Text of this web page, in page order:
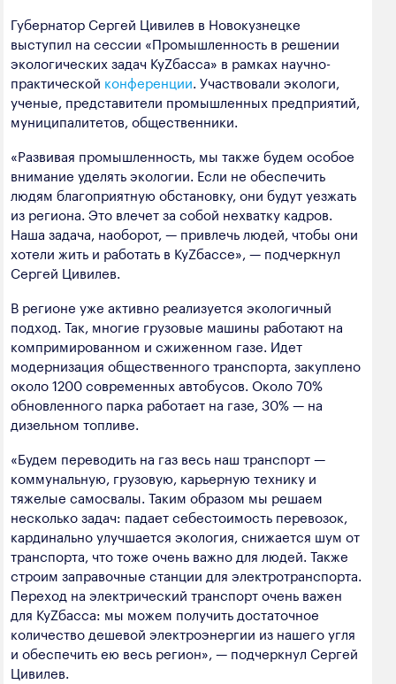
Машиностроение
Промышленность строительных материалов
Добыча общераспространенных
полезных ископаемых
Лёгкая промышленность
Лесная промышленность
Пищевая промышленность
650000, г. Кемерово, пр. Советский, 63
+7 (3842) 58-78-61
dprom@ako.ru
Создание сайта — Мэйк
Губернатор Сергей Цивилев в Новокузнецке
выступил на сессии «Промышленность в решении
экологических задач КуZбасса» в рамках научно-
практической конференции . Участвовали экологи,
ученые, представители промышленных предприятий,
муниципалитетов, общественники.
«Развивая промышленность, мы также будем особое
внимание уделять экологии. Если не обеспечить
людям благоприятную обстановку, они будут уезжать
из региона. Это влечет за собой нехватку кадров.
Наша задача, наоборот, — привлечь людей, чтобы они
хотели жить и работать в КуZбассе», — подчеркнул
Сергей Цивилев.
В регионе уже активно реализуется экологичный
подход. Так, многие грузовые машины работают на
компримированном и сжиженном газе. Идет
модернизация общественного транспорта, закуплено
около 1200 современных автобусов. Около 70%
обновленного парка работает на газе, 30% — на
дизельном топливе.
«Будем переводить на газ весь наш транспорт —
коммунальную, грузовую, карьерную технику и
тяжелые самосвалы. Таким образом мы решаем
несколько задач: падает себестоимость перевозок,
кардинально улучшается экология, снижается шум от
транспорта, что тоже очень важно для людей. Также
строим заправочные станции для электротранспорта.
Переход на электрический транспорт очень важен
для КуZбасса: мы можем получить достаточное
количество дешевой электроэнергии из нашего угля
и обеспечить ею весь регион», — подчеркнул Сергей
Цивилев.